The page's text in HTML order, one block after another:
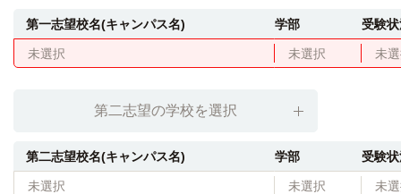
第一志望校名(キャンパス名) 学部 受験
未選択 未選択 未
第二志望の学校を選択
第二志望校名(キャンパス名) 学部 受験
未選択 未選択 未